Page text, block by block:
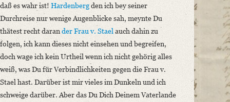
OAI Id: APP2712-Bd-5
Classification Number: Mscr.Dresd.App.2712,B,18,10
Number of Pages: 4 S. auf Doppelbl. u. 2 S., hs. m. U.
Format: 18,3 x 11,3 cm
Language
German
daß es wahr ist! Hardenbergden ich bey seiner
Durchreise nur wenige Augenblicke sah, meynte Du
thätest recht daran der Frau v. Stael auch dahin zu
folgen, ich kann dieses nicht einsehen und begreifen,
doch wage ich kein Urtheil wenn ich nicht gehörig alles
weiß, was Du für Verbindlichkeiten gegen die Frau v.
Stael hast. Darüber ist mir vieles im Dunkeln und ich
schweige darüber. Aber das Du Dich Deinem Vaterlande